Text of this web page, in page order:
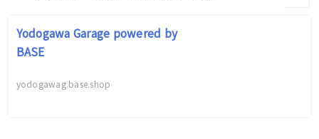
Yodogawa Garage powered by
BASE
yodogawag.base.shop